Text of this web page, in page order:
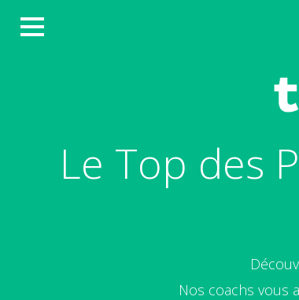
Le Top des
Nos coachs vous